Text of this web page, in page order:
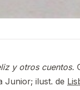
y otros cuentos.
Junior; ilust. de